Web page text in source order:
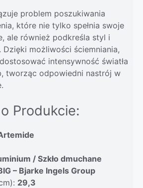
problem poszukiwania
które nie tylko spełnia swoje
ale również podkreśla styl i
Dzięki możliwości ściemniania,
intensywność światła
tworząc odpowiedni nastrój w
Produkcie:
/ Szkło dmuchane
– Bjarke Ingels Group
29,3